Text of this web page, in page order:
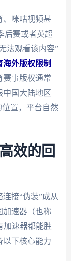
、咪咕视频甚
后赛或者英超
法观看该内容”
海外版权限制
赛事版权通常
国大陆地区
置，平台自然
效的回
接“伪装”成从
加速器（也称
加速器都能胜
以下核心能力